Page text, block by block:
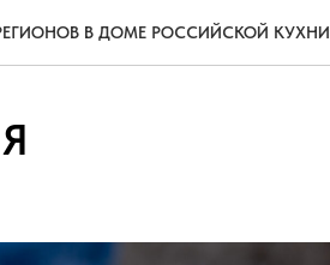
В ДОМЕ РОССИЙСКОЙ КУХНИ